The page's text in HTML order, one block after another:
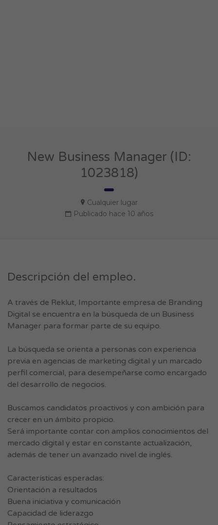
New Business Manager (ID:
1023818)
Cualquier lugar
Publicado hace 10 años
Descripción del empleo.
A través de Reklut, Importante empresa de Branding
Digital se encuentra en la búsqueda de un Business
Manager para formar parte de su equipo.
La búsqueda se orienta a personas con experiencia
previa en agencias de marketing digital y un marcado
perfil comercial, para desempeñarse como encargado
del desarrollo de negocios.
Buscamos candidatos proactivos y con ambición para
crecer en un ámbito propicio.
Será importante contar con amplios conocimientos del
mercado digital y estar en constante actualización,
además de tener un avanzado nivel de inglés.
Características esperadas:
Orientación a resultados
Buena iniciativa y comunicación
Capacidad de liderazgo